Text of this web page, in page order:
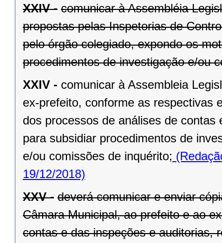
XXIV - comunicar à Assembléia
propostas pelas Inspetorias de
pelo órgão colegiado, expondo os
procedimentos de investigação e/ou
XXIV - comunicar à Assembleia
ex-prefeito, conforme as respectivas
dos processos de análises de
para subsidiar procedimentos de
e/ou comissões de inquérito;
19/12/2018)
XXV - deverá comunicar e enviar
Câmara Municipal, ao prefeito e ao
contas e das inspeções e auditorias,